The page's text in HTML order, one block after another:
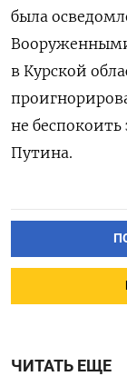
была
в Курской
не
Путина.
ЧИТАТЬ ЕЩЕ